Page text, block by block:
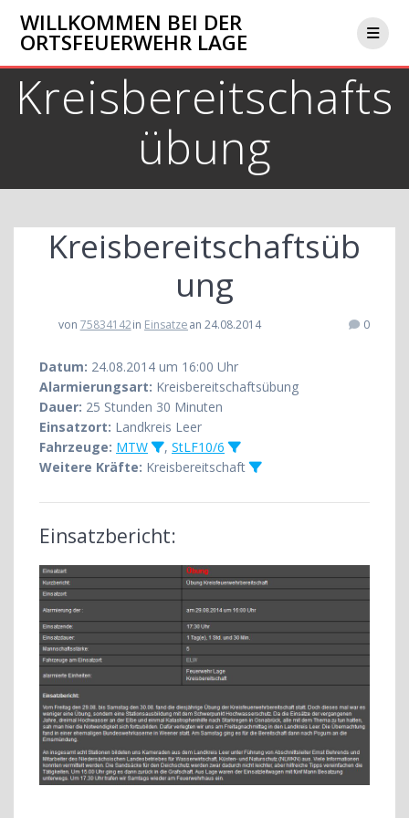
Inhalt
springen
WILLKOMMEN BEI DER
ORTSFEUERWEHR LAGE
Kreisbereitschafts
übung
Kreisbereitschaftsüb
ung
von 75834142in Einsatzean 24.08.2014 0
Datum: 24.08.2014 um 16:00 Uhr
Alarmierungsart: Kreisbereitschaftsübung
Dauer: 25 Stunden 30 Minuten
Einsatzort: Landkreis Leer
Fahrzeuge: MTW , StLF10/6
Weitere Kräfte: Kreisbereitschaft
Einsatzbericht: